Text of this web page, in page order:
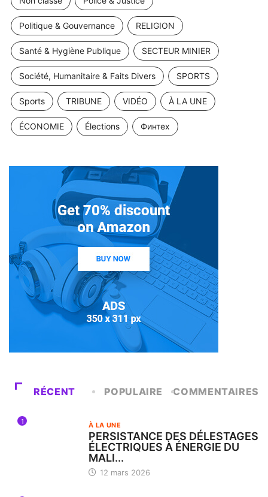
Politique & Gouvernance RELIGION
Santé & Hygiène Publique SECTEUR MINIER
Société, Humanitaire & Faits Divers SPORTS
Sports TRIBUNE VIDÉO À LA UNE
ÉCONOMIE Élections Финтех
RÉCENT POPULAIRE COMMENTAIRES
1 À LA UNE
PERSISTANCE DES DÉLESTAGES
ÉLECTRIQUES À ÉNERGIE DU
MALI...
12 mars 2026